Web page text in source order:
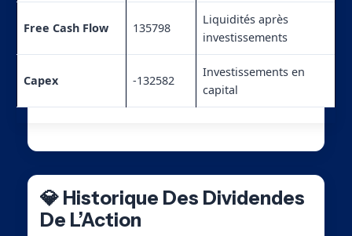
Free Cash Flow 135798
Liquidités après
investissements
Capex -132582
Investissements en
capital
💎 Historique Des Dividendes
De L’Action